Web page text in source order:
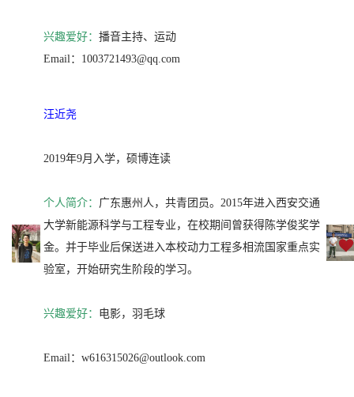
兴趣爱好： 播音主持、运动
Email：1003721493@qq.com
汪近尧
2019年9月入学，硕博连读
个人简介： 广东惠州人，共青团员。2015年进入西安交通
大学新能源科学与工程专业，在校期间曾获得陈学俊奖学
金。并于毕业后保送进入本校动力工程多相流国家重点实
验室，开始研究生阶段的学习。
兴趣爱好： 电影，羽毛球
Email：w616315026@outlook.com